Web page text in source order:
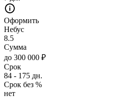
Оформить
Небус
8.5
Сумма
до 300 000 ₽
Срок
84 - 175 дн.
Срок без %
нет